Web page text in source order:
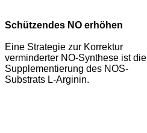
Schützendes NO erhöhen
Eine Strategie zur Korrektur
verminderter NO-Synthese ist die
Supplementierung des NOS-
Substrats L-Arginin.